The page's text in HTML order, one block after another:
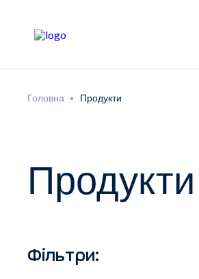
Головна Продукти
Продукти
Фільтри: